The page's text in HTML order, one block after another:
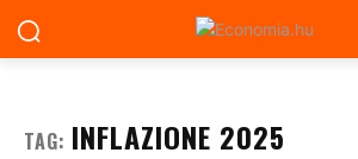
TAG: INFLAZIONE 2025